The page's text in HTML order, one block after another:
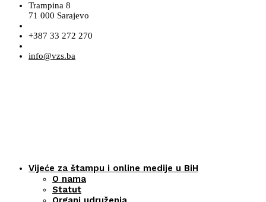
Trampina 8
71 000 Sarajevo
+387 33 272 270
info@vzs.ba
Vijeće za štampu i online medije u BiH
O nama
Statut